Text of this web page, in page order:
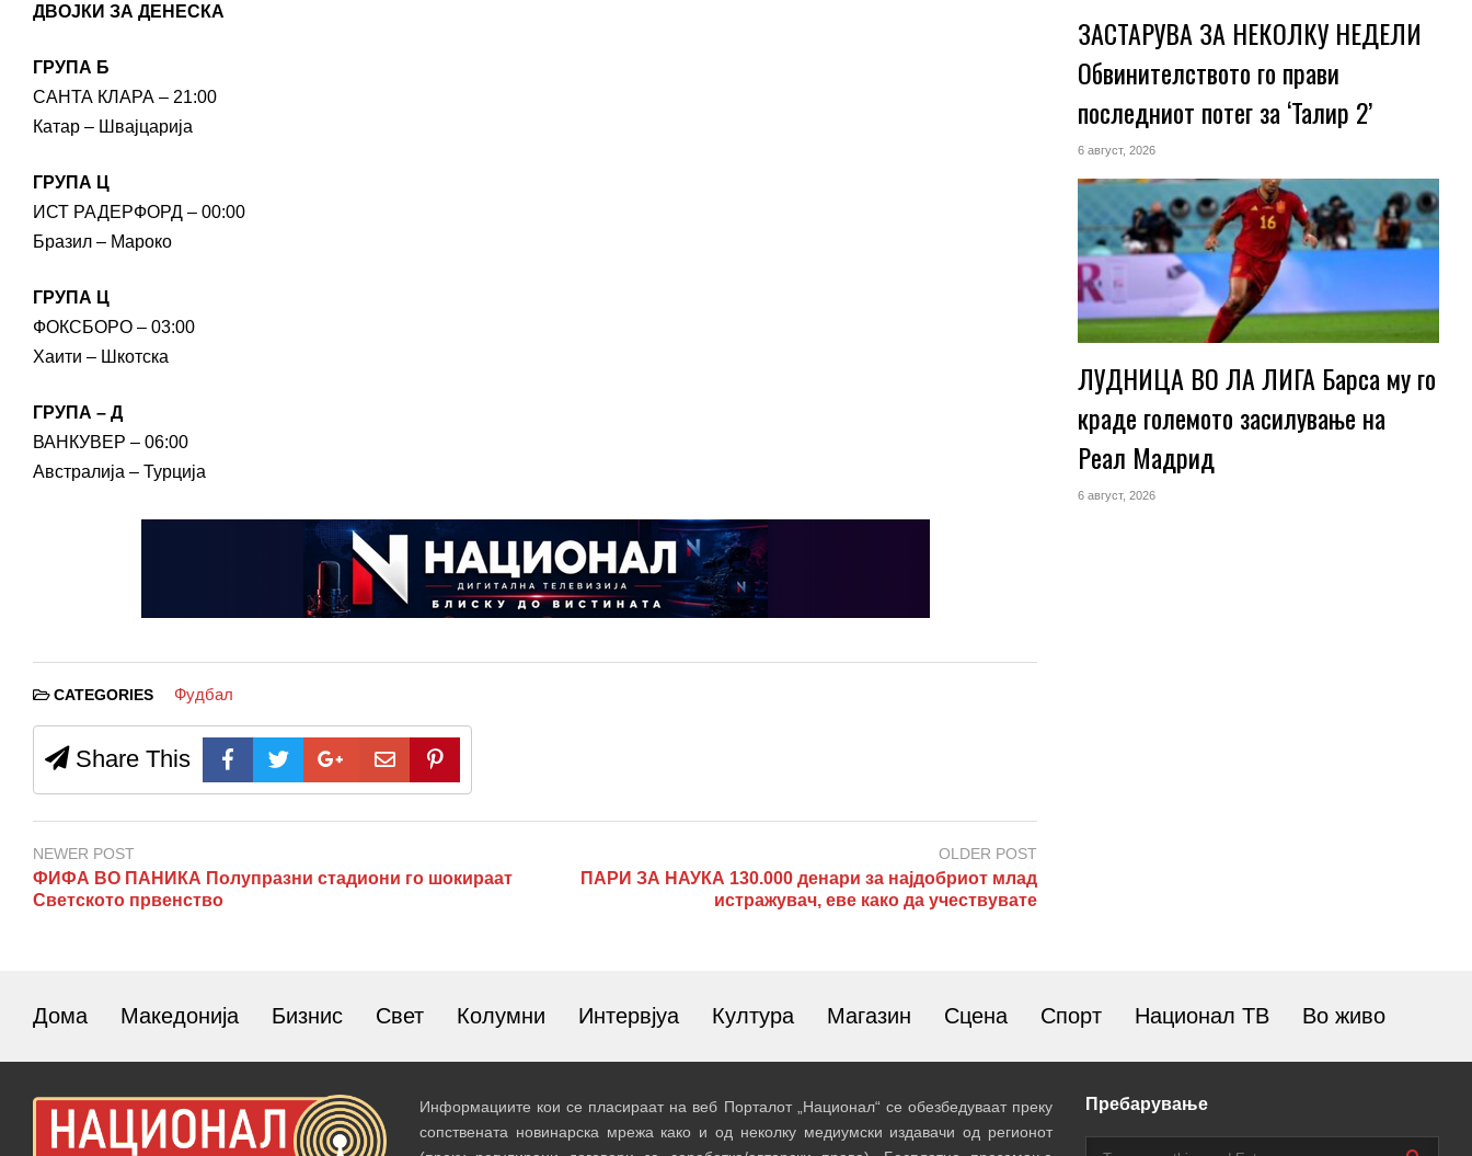
ДВОЈКИ ЗА ДЕНЕСКА
ГРУПА Б
САНТА КЛАРА – 21:00
Катар – Швајцарија
ГРУПА Ц
ИСТ РАДЕРФОРД – 00:00
Бразил – Мароко
ГРУПА Ц
ФОКСБОРО – 03:00
Хаити – Шкотска
ГРУПА – Д
ВАНКУВЕР – 06:00
Австралија – Турција
CATEGORIES Фудбал
Share This
NEWER POST
ФИФА ВО ПАНИКА Полупразни стадиони го шокираат
Светското првенство
OLDER POST
ПАРИ ЗА НАУКА 130.000 денари за најдобриот млад
истражувач, еве како да учествувате
ЗАСТАРУВА ЗА НЕКОЛКУ НЕДЕЛИ
Обвинителството го прави
последниот потег за ‘Талир 2’
6 август, 2026
ЛУДНИЦА ВО ЛА ЛИГА Барса му го
краде големото засилување на
Реал Мадрид
6 август, 2026
Дома Македонија Бизнис Свет Колумни Интервјуа Култура Магазин Сцена Спорт Национал ТВ Во живо
Информациите кои се пласираат на веб Порталот „Национал“ се обезбедуваат преку
сопствената новинарска мрежа како и од неколку медиумски издавачи од регионот
Пребарување